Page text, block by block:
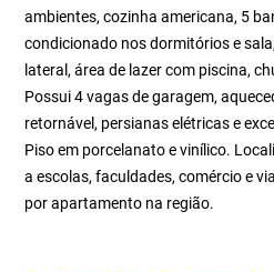
ambientes, cozinha americana, 5
condicionado nos dormitórios e
lateral, área de lazer com piscina,
Possui 4 vagas de garagem,
retornável, persianas elétricas e
Piso em porcelanato e vinílico.
a escolas, faculdades, comércio e
por apartamento na região.